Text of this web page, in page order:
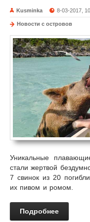
Kusminka 8-03-2017,
Новости с островов
Уникальные
стали жертвой
7 свинок из 20
их пивом и ромом.
Подробнее